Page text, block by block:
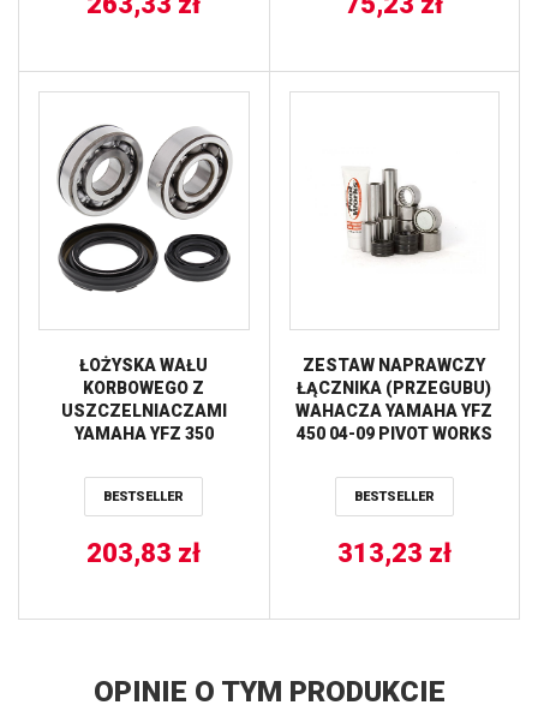
ŁOŻYSKA WAŁU
KORBOWEGO Z
USZCZELNIACZAMI
YAMAHA YFZ 350
BALLS
BESTSELLER
203,83 zł
ZESTAW NAPRAWCZY
ŁĄCZNIKA (PRZEGUBU)
WAHACZA YAMAHA YFZ
450 04-09 PIVOT WORKS
BESTSELLER
313,23 zł
OPINIE O TYM PRODUKCIE